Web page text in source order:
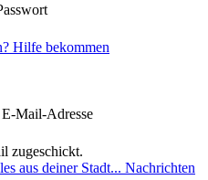
Hilfe bekommen
Mail-Adresse
zugeschickt.
Nachrichten